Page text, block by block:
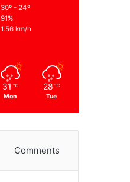
30º - 24º
91%
1.56 km/h
31 ℃
Mon
28 ℃
Tue
Comments